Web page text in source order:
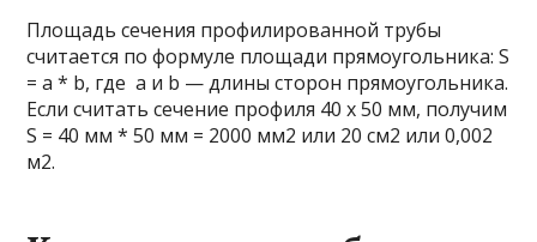
Площадь сечения профилированной трубы
считается по формуле площади прямоугольника: S
= a * b, где a и b — длины сторон прямоугольника.
Если считать сечение профиля 40 х 50 мм, получим
S = 40 мм * 50 мм = 2000 мм2 или 20 см2 или 0,002
м2.